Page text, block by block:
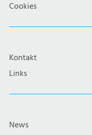
Cookies
Kontakt
Links
News